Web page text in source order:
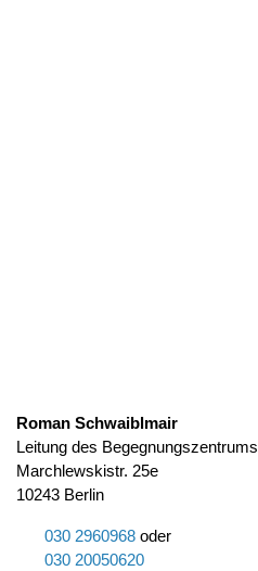
Roman Schwaiblmair
Leitung des Begegnungszentrums
Marchlewskistr. 25e
10243 Berlin
030 2960968 oder
030 20050620